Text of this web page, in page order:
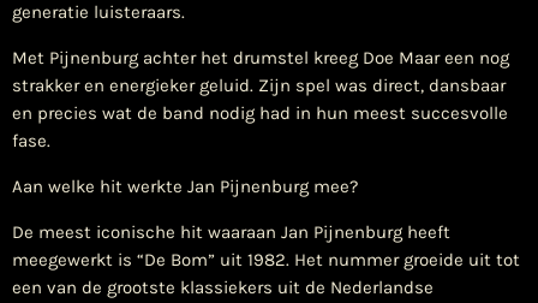
generatie luisteraars.
Met Pijnenburg achter het drumstel kreeg Doe Maar een nog
strakker en energieker geluid. Zijn spel was direct, dansbaar
en precies wat de band nodig had in hun meest succesvolle
fase.
Aan welke hit werkte Jan Pijnenburg mee?
De meest iconische hit waaraan Jan Pijnenburg heeft
meegewerkt is “De Bom” uit 1982. Het nummer groeide uit tot
een van de grootste klassiekers uit de Nederlandse